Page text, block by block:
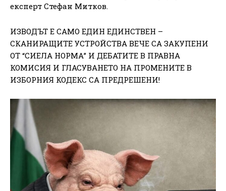
експерт Стефан Митков.
ИЗВОДЪТ Е САМО ЕДИН ЕДИНСТВЕН –
СКАНИРАЩИТЕ УСТРОЙСТВА ВЕЧЕ СА ЗАКУПЕНИ
ОТ “СИЕЛА НОРМА” И ДЕБАТИТЕ В ПРАВНА
КОМИСИЯ И ГЛАСУВАНЕТО НА ПРОМЕНИТЕ В
ИЗБОРНИЯ КОДЕКС СА ПРЕДРЕШЕНИ!